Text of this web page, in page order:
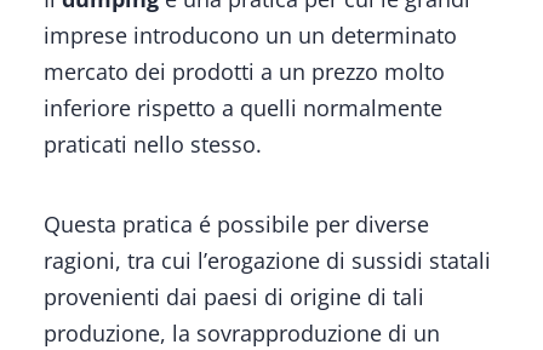
imprese introducono un un determinato
mercato dei prodotti a un prezzo molto
inferiore rispetto a quelli normalmente
praticati nello stesso.
Questa pratica é possibile per diverse
ragioni, tra cui l’erogazione di sussidi statali
provenienti dai paesi di origine di tali
produzione, la sovrapproduzione di un